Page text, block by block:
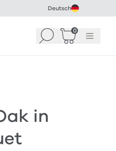
Deutsch
Suchen 0
WarenkorbMenü
in